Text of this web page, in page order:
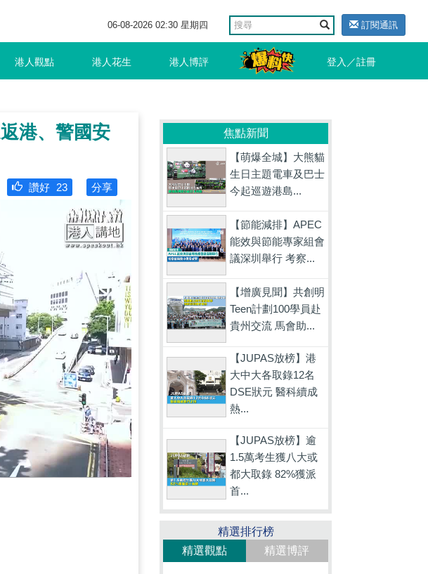
06-08-2026 02:30 星期四 訂閱通訊
港人觀點 港人花生 港人博評 登入／註冊
港、警國安
分享
讚好 23
焦點新聞
【萌爆全城】大熊貓
生日主題電車及巴士
今起巡遊港島...
【節能減排】APEC
能效與節能專家組會
議深圳舉行 考察...
【增廣見聞】共創明
Teen計劃100學員赴
貴州交流 馬會助...
【JUPAS放榜】港
大中大各取錄12名
DSE狀元 醫科續成
熱...
【JUPAS放榜】逾
1.5萬考生獲八大或
都大取錄 82%獲派
首...
精選排行榜
精選觀點
精選博評